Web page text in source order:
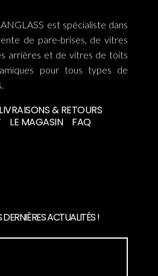
est spécialiste dans
de pare-brises, de vitres
arrières et de vitres de toits
pour tous types de
LIVRAISONS & RETOURS
LE MAGASIN FAQ
ACTUALITÉS !